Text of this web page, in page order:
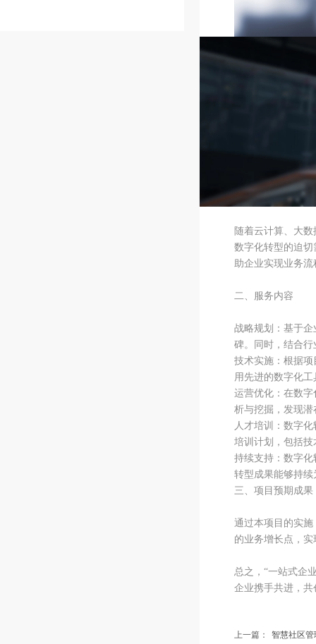
业在数字化时代
一、项目背景与目
随着云计算、大
数字化转型的迫
助企业实现业务
二、服务内容
战略规划：基于
碑。同时，结合
技术实施：根据
用先进的数字化
运营优化：在数
析与挖掘，发现
人才培训：数字
培训计划，包括
持续支持：数字
转型成果能够持
三、项目预期成果
通过本项目的实
的业务增长点，
总之，“一站式企
企业携手共进，
上一篇：
智慧社区管